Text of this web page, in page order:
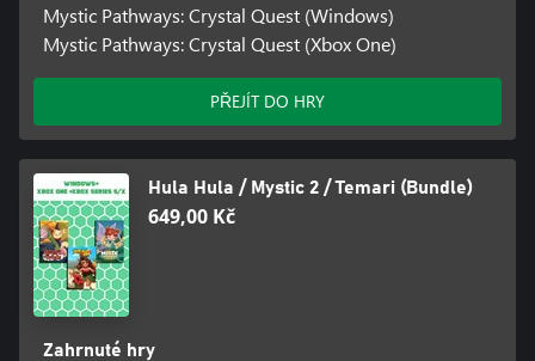
Mystic Pathways: Crystal Quest (Windows)
Mystic Pathways: Crystal Quest (Xbox One)
PŘEJÍT DO HRY
Hula Hula / Mystic 2 / Temari (Bundle)
649,00 Kč
Zahrnuté hry